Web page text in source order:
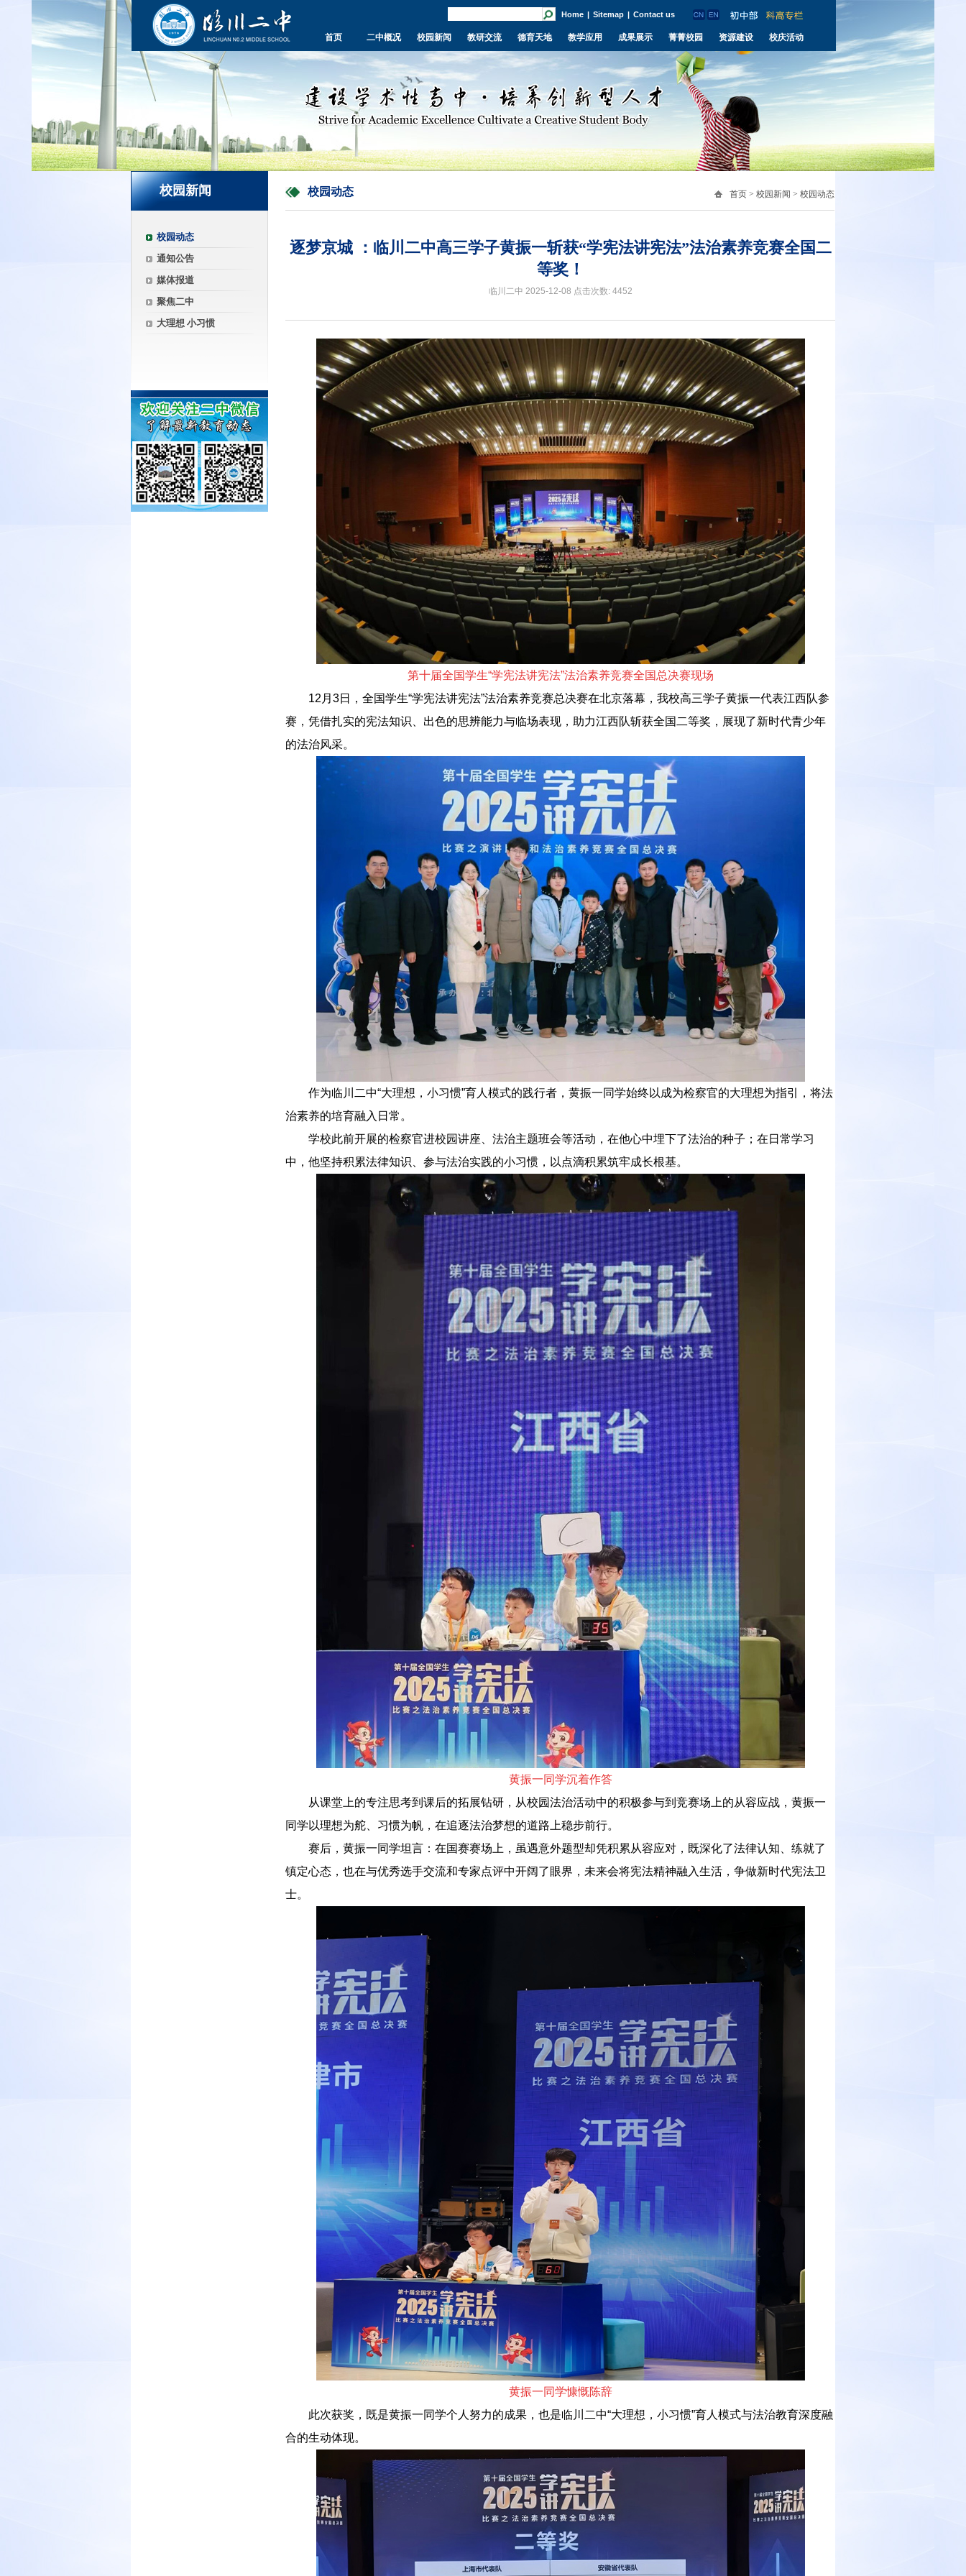
Home | Sitemap | Contact us
首页 二中概况 校园新闻 教研交流 德育天地 教学应用 成果展示 菁菁校园 资源建设 校庆活动
校园新闻
校园动态
通知公告
媒体报道
聚焦二中
大理想 小习惯
校园动态 首页 > 校园新闻 > 校园动态
逐梦京城 ：临川二中高三学子黄振一斩获“学宪法讲宪法”法治素养竞赛全国二
等奖！
临川二中 2025-12-08 点击次数: 4452
第十届全国学生“学宪法讲宪法”法治素养竞赛全国总决赛现场
12月3日，全国学生“学宪法讲宪法”法治素养竞赛总决赛在北京落幕，我校高三学子黄振一代表江西队参
赛，凭借扎实的宪法知识、出色的思辨能力与临场表现，助力江西队斩获全国二等奖，展现了新时代青少年
的法治风采。
作为临川二中“大理想，小习惯”育人模式的践行者，黄振一同学始终以成为检察官的大理想为指引，将法
治素养的培育融入日常。
学校此前开展的检察官进校园讲座、法治主题班会等活动，在他心中埋下了法治的种子；在日常学习
中，他坚持积累法律知识、参与法治实践的小习惯，以点滴积累筑牢成长根基。
黄振一同学沉着作答
从课堂上的专注思考到课后的拓展钻研，从校园法治活动中的积极参与到竞赛场上的从容应战，黄振一
同学以理想为舵、习惯为帆，在追逐法治梦想的道路上稳步前行。
赛后，黄振一同学坦言：在国赛赛场上，虽遇意外题型却凭积累从容应对，既深化了法律认知、练就了
镇定心态，也在与优秀选手交流和专家点评中开阔了眼界，未来会将宪法精神融入生活，争做新时代宪法卫
士。
黄振一同学慷慨陈辞
此次获奖，既是黄振一同学个人努力的成果，也是临川二中“大理想，小习惯”育人模式与法治教育深度融
合的生动体现。